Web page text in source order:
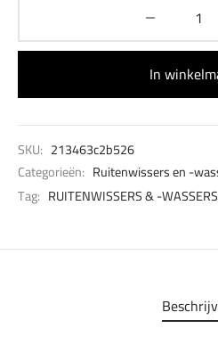
In
SKU: 213463c2b526
Categorieën: Ruitenwissers en -
Tag: RUITENWISSERS & -WASSERS